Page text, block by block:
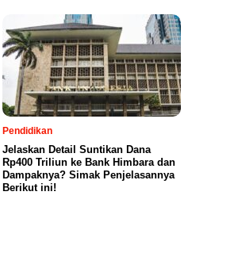
Pendidikan
Jelaskan Detail Suntikan Dana
Rp400 Triliun ke Bank Himbara dan
Dampaknya? Simak Penjelasannya
Berikut ini!